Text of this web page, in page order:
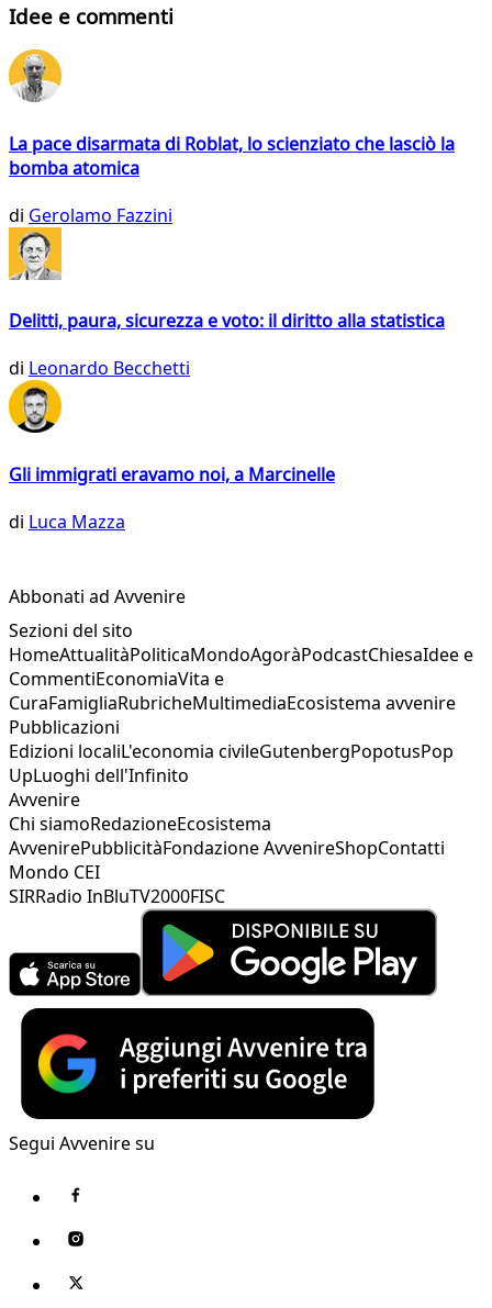
Idee e commenti
La pace disarmata di Roblat, lo scienziato che lasciò la
bomba atomica
di Gerolamo Fazzini
Delitti, paura, sicurezza e voto: il diritto alla statistica
di Leonardo Becchetti
Gli immigrati eravamo noi, a Marcinelle
di Luca Mazza
Abbonati ad Avvenire
Sezioni del sito
HomeAttualitàPoliticaMondoAgoràPodcastChiesaIdee e
CommentiEconomiaVita e
CuraFamigliaRubricheMultimediaEcosistema avvenire
Pubblicazioni
Edizioni localiL'economia civileGutenbergPopotusPop
UpLuoghi dell'Infinito
Avvenire
Chi siamoRedazioneEcosistema
AvvenirePubblicitàFondazione AvvenireShopContatti
Mondo CEI
SIRRadio InBluTV2000FISC
Segui Avvenire su